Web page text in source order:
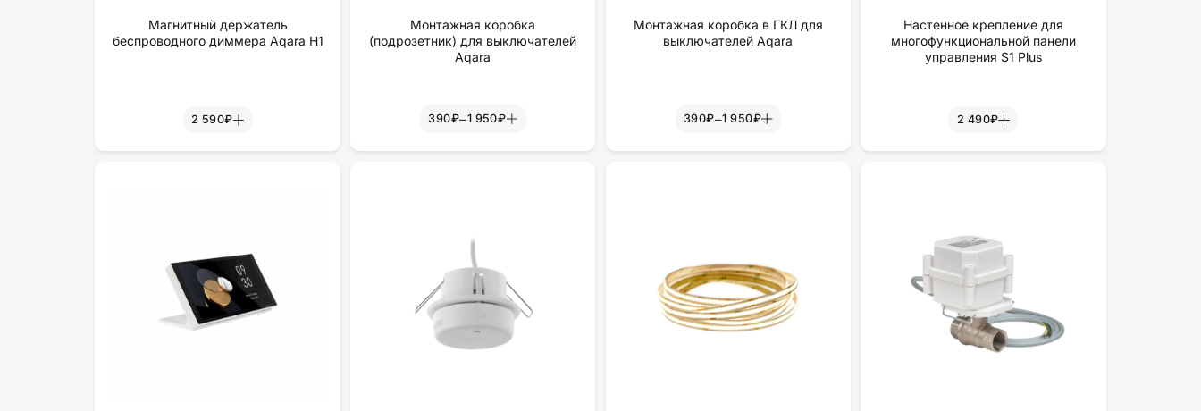
Магнитный держатель
беспроводного диммера Aqara H1
2 590₽
Монтажная коробка
(подрозетник) для выключателей
Aqara
390₽–1 950₽
Монтажная коробка в ГКЛ для
выключателей Aqara
390₽–1 950₽
Настенное крепление для
многофункциональной панели
yпpaвлeния S1 Plus
2 490₽